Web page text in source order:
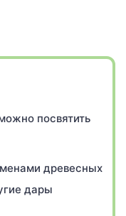
посвятить
древесных
дары